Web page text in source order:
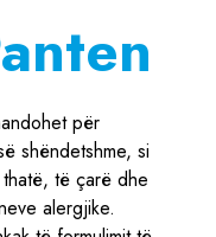
për
shëndetshme, si
të çarë dhe
alergjike.